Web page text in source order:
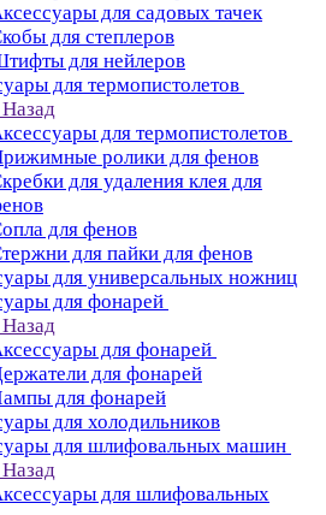
для садовых тачек
для степлеров
для нейлеров
для термопистолетов
Назад
для термопистолетов
ролики для фенов
для удаления клея для
для фенов
для пайки для фенов
для универсальных ножниц
для фонарей
Назад
для фонарей
для фонарей
для фонарей
для холодильников
для шлифовальных машин
Назад
для шлифовальных